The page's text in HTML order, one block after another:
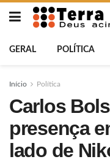
GERAL POLÍTICA
Início Política
Carlos
presença
lado de